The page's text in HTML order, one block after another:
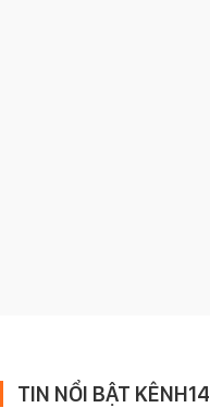
TIN NỔI BẬT KÊNH14